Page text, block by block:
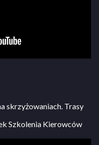
skrzyżowaniach. Trasy
Szkolenia Kierowców